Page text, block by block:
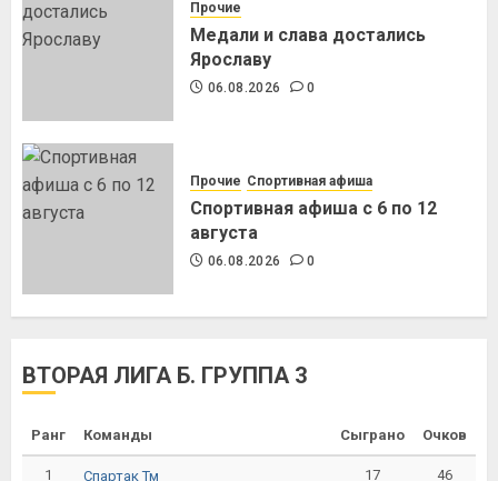
Прочие
Медали и слава достались
Ярославу
06.08.2026 0
Прочие Спортивная афиша
Спортивная афиша с 6 по 12
августа
06.08.2026 0
ВТОРАЯ ЛИГА Б. ГРУППА 3
Ранг Команды Сыграно Очков
1 Спартак Тм 17 46